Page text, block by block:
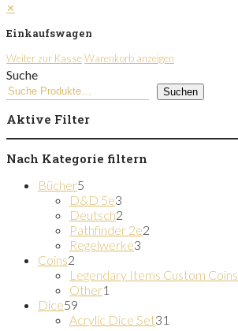
✕
Einkaufswagen
Weiter zur KasseWarenkorb anzeigen
Suche
Suchen
Aktive Filter
Nach Kategorie filtern
Bücher5
Produkte
D&D 5e3
Produkte
Deutsch2
Produkte
Pathfinder 2e2
Regelwerke3
Coins2
Produkte
Legendary Items Custom Coins
Other1
Dice59
Produkte
Acrylic Dice Set31